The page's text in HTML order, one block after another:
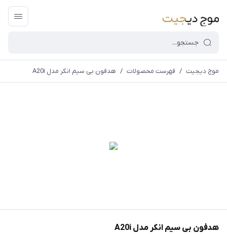
قیمت و
زمان
موج دیجیت / فهرست محصولات / هدفون بی سیم انکر مدل A20i
هدفون بی سیم انکر مدل A20i